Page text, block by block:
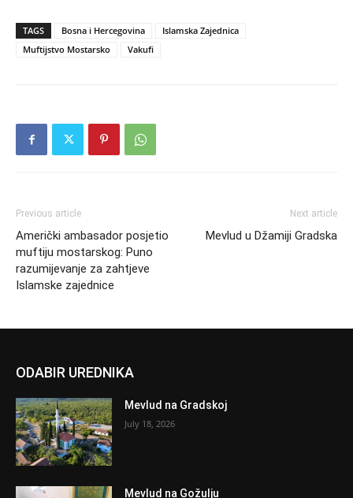
TAGS Bosna i Hercegovina
Islamska Zajednica
Muftijstvo Mostarsko
Vakufi
Previous article
Američki ambasador posjetio
muftiju mostarskog: Puno
razumijevanje za zahtjeve
Islamske zajednice
Next article
Mevlud u Džamiji Gradska
ODABIR UREDNIKA
Mevlud na Gradskoj
July 18, 2026
Mevlud na Gožulju